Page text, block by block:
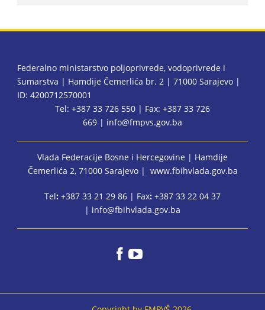
Federalno ministarstvo poljoprivrede, vodoprivrede i
šumarstva | Hamdije Čemerlića br. 2 | 71000 Sarajevo |
ID: 4200712570001
Tel: +387 33 726 550 | Fax: +387 33 726
669 | info@fmpvs.gov.ba
Vlada Federacije Bosne i Hercegovine | Hamdije
Čemerlića 2, 71000 Sarajevo | www.fbihvlada.gov.ba
Tel: +387 33 21 29 86 | Fax: +387 33 22 04 37
| info@fbihvlada.gov.ba